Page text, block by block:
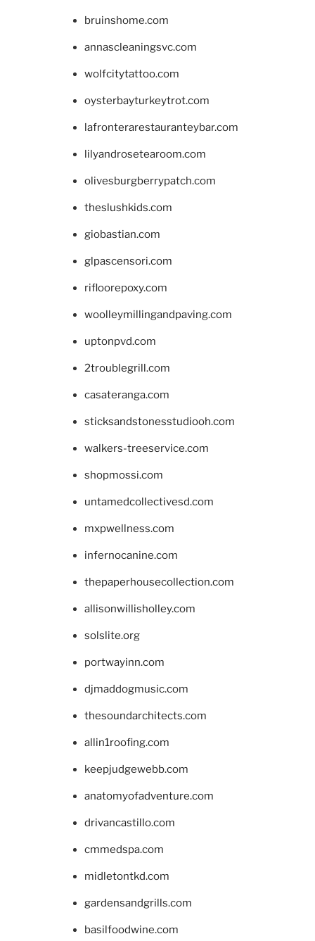
bruinshome.com
annascleaningsvc.com
wolfcitytattoo.com
oysterbayturkeytrot.com
lafronterarestauranteybar.com
lilyandrosetearoom.com
olivesburgberrypatch.com
theslushkids.com
giobastian.com
glpascensori.com
rifloorepoxy.com
woolleymillingandpaving.com
uptonpvd.com
2troublegrill.com
casateranga.com
sticksandstonesstudiooh.com
walkers-treeservice.com
shopmossi.com
untamedcollectivesd.com
mxpwellness.com
infernocanine.com
thepaperhousecollection.com
allisonwillisholley.com
solslite.org
portwayinn.com
djmaddogmusic.com
thesoundarchitects.com
allin1roofing.com
keepjudgewebb.com
anatomyofadventure.com
drivancastillo.com
cmmedspa.com
midletontkd.com
gardensandgrills.com
basilfoodwine.com